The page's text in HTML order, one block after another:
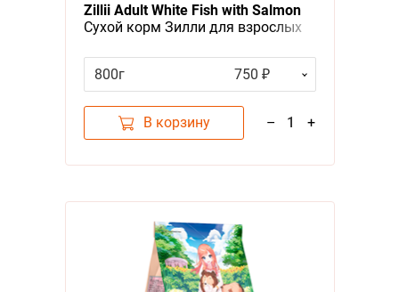
Zillii Adult White Fish with Salmon
Сухой корм Зилли для взрослых
800г
750 ₽
В корзину – 1 +